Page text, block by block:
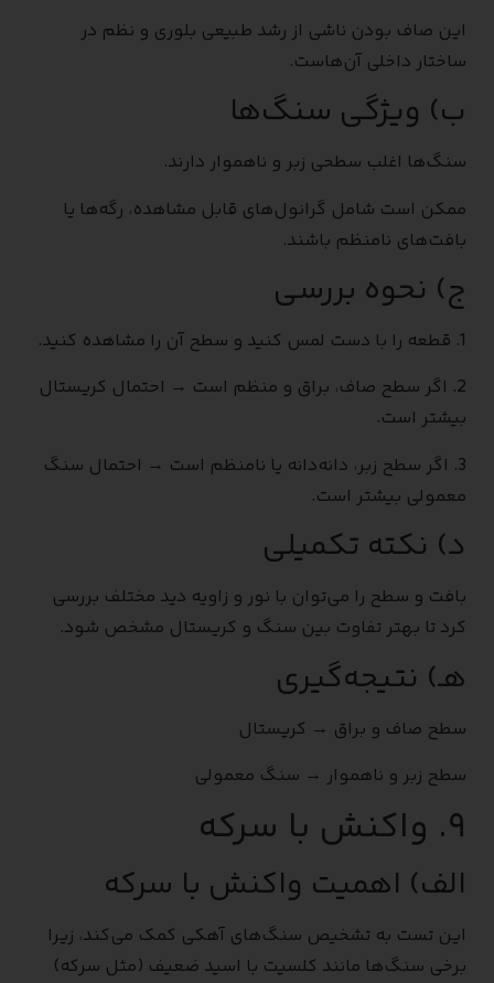
این صاف بودن ناشی از رشد طبیعی بلوری و نظم در
ساختار داخلی آن‌هاست.
ب) ویژگی سنگ‌ها
سنگ‌ها اغلب سطحی زبر و ناهموار دارند.
ممکن است شامل گرانول‌های قابل مشاهده، رگه‌ها یا
بافت‌های نامنظم باشند.
ج) نحوه بررسی
1. قطعه را با دست لمس کنید و سطح آن را مشاهده کنید.
2. اگر سطح صاف، براق و منظم است → احتمال کریستال
بیشتر است.
3. اگر سطح زبر، دانه‌دانه یا نامنظم است → احتمال سنگ
معمولی بیشتر است.
د) نکته تکمیلی
بافت و سطح را می‌توان با نور و زاویه دید مختلف بررسی
کرد تا بهتر تفاوت بین سنگ و کریستال مشخص شود.
هـ) نتیجه‌گیری
سطح صاف و براق → کریستال
سطح زبر و ناهموار → سنگ معمولی
۹. واکنش با سرکه
الف) اهمیت واکنش با سرکه
این تست به تشخیص سنگ‌های آهکی کمک می‌کند، زیرا
برخی سنگ‌ها مانند کلسیت با اسید ضعیف (مثل سرکه)